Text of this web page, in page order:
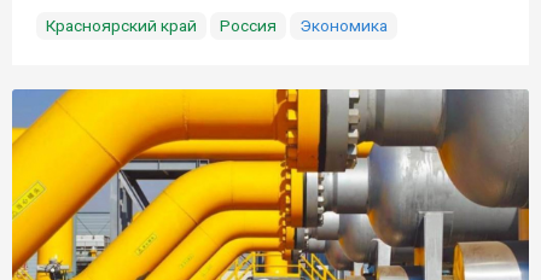
Красноярский край
Россия Экономика